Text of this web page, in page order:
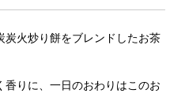
炭火炒り餅をブレンドしたお茶
りに、一日のおわりはこのお